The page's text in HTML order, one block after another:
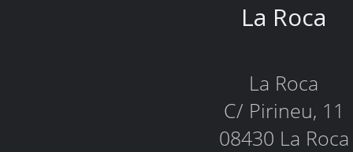
La Roca
La Roca
C/ Pirineu, 11
08430 La Roca